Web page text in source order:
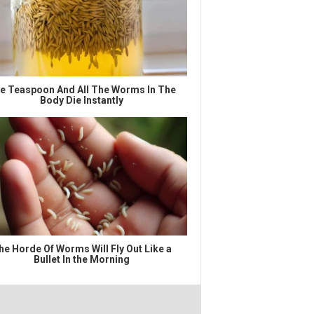
Teaspoon And All The Worms In The
Body Die Instantly
Horde Of Worms Will Fly Out Like a
Bullet In the Morning